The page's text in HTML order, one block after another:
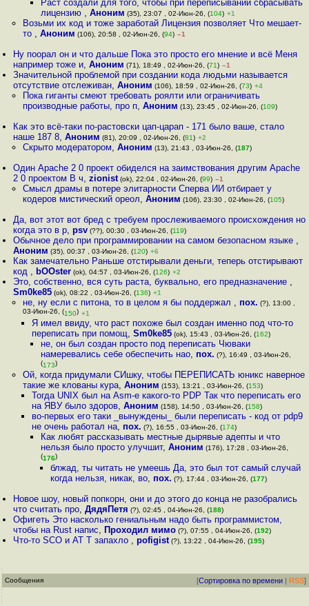
Раст создали для того, чтобы при переписывании сбрасывать
лицензию ,Аноним (35), 23:07 , 02-Июн-26, (104) +1
Возьми их код и тоже заработай Лицензия позволяет Что мешает-
то , Аноним (106), 20:58 , 02-Июн-26, (94) –1
Ну поорал он и что дальше Пока это просто его мнение и всё Меня
например тоже и,Аноним (71), 18:49 , 02-Июн-26, (71) –1
Значительной проблемой при создании кода людьми называется
отсутствие отслеживан,Аноним (106), 18:59 , 02-Июн-26, (73) +4
Пока гиганты смеют требовать роялти или ограничивать
производные работы, про п, Аноним (13), 23:45 , 02-Июн-26, (109)
Как это всё-таки по-растовски цап-царап - 171 было ваше, стало
наше 187 8,Аноним (81), 20:09 , 02-Июн-26, (81) +2
Скрыто модератором, Аноним (13), 21:43 , 03-Июн-26, (187)
Один Apache 2 0 проект обиделся на заимствования другим Apache
2 0 проектом В ч,zionist (ok), 22:04 , 02-Июн-26, (99) –1
Смысл драмы в потере элитарности Сперва ИИ отбирает у
кодеров мистический ореол, Аноним (106), 23:30 , 02-Июн-26, (105)
Да, вот этот вот бред с требуем прослеживаемого происхождения но
когда это в р,psv (??), 00:30 , 03-Июн-26, (119)
Обычное дело при программировании на самом безопасном языке ,
Аноним (35), 00:37 , 03-Июн-26, (120) +6
Как замечательно Раньше отстирывали деньги, теперь отстирывают
код , bOOster (ok), 04:57 , 03-Июн-26, (126) +2
Это, собственно, вся суть раста, буквально, его предназначение ,
Sm0ke85 (ok), 08:22 , 03-Июн-26, (136) +1
не, ну если с питона, то в целом я бы поддержал , пох. (?), 13:00 ,
03-Июн-26, (150) +1
Я имел ввиду, что раст похоже был создан именно под что-то
переписать при помощ, Sm0ke85(ok), 15:43 , 03-Июн-26, (162)
не, он был создан просто под переписать Чюваки
намеревались себе обеспечить нао, пох. (?), 16:49 , 03-Июн-26,
(173)
Ой, когда придумали СИшку, чтобы ПЕРЕПИСАТЬ юникс наверное
такие же клованы кура, Аноним (153), 13:21 , 03-Июн-26, (153)
Тогда UNIХ был на Asm-е какого-то PDP Так что переписать его
на ЯВУ было здоров, Аноним (158), 14:50 , 03-Июн-26, (158)
во-первых его таки _вынуждены_ были переписать - код от pdp9
не очень работал на, пох. (?), 16:55 , 03-Июн-26, (174)
Как любят рассказывать местные дырявые адепты и что
нельзя было просто улучшит,Аноним (176), 17:28 , 03-Июн-26,
(176)
блжад, ты читать не умеешь Да, это был тот самый случай
когда нельзя, никак, во, пох. (?), 17:44 , 03-Июн-26, (177)
Новое шоу, новый попкорн, они и до этого до конца не разобрались
что считать про,ДядяПетя (?), 02:45 , 04-Июн-26, (188)
Офигеть Это насколько гениальным надо быть программистом,
чтобы на Rust напис, Проходил мимо (?), 07:55 , 04-Июн-26, (192)
Что-то SCO и AT T запахло ,pofigist (?), 13:22 , 04-Июн-26, (195)
Сообщения [Сортировка по времени | RSS]